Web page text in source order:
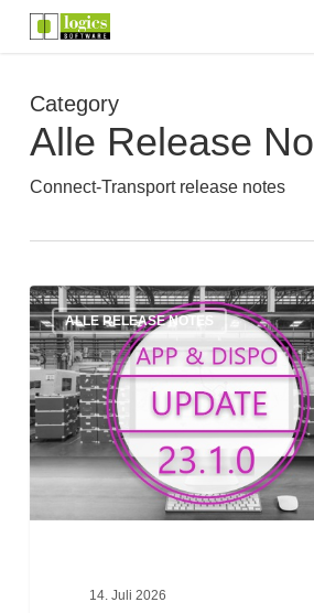
contentCategory
Alle Release
Connect-Transport release notes
Update:
Version
23.1.0
ALLE RELEASE NOTES
14. Juli 2026